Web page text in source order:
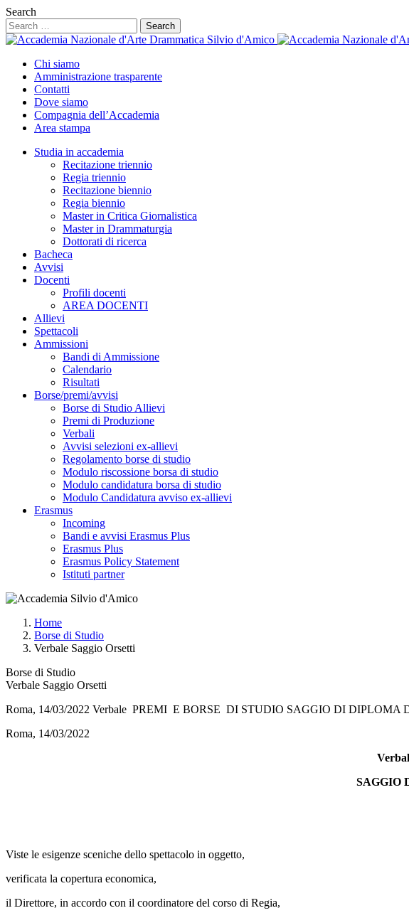
Search
Chi siamo
Amministrazione trasparente
Contatti
Dove siamo
Compagnia dell’Accademia
Area stampa
Studia in accademia
Recitazione triennio
Regia triennio
Recitazione biennio
Regia biennio
Master in Critica Giornalistica
Master in Drammaturgia
Dottorati di ricerca
Bacheca
Avvisi
Docenti
Profili docenti
AREA DOCENTI
Allievi
Spettacoli
Ammissioni
Bandi di Ammissione
Calendario
Risultati
Borse/premi/avvisi
Borse di Studio Allievi
Premi di Produzione
Verbali
Avvisi selezioni ex-allievi
Regolamento borse di studio
Modulo riscossione borsa di studio
Modulo candidatura borsa di studio
Modulo Candidatura avviso ex-allievi
Erasmus
Incoming
Bandi e avvisi Erasmus Plus
Erasmus Plus
Erasmus Policy Statement
Istituti partner
Home
Borse di Studio
Verbale Saggio Orsetti
Borse di Studio
Verbale Saggio Orsetti
Roma, 14/03/2022 Verbale PREMI E BORSE DI STUDIO SAGGIO DI
Roma, 14/03/2022
SAGGIO
Viste le esigenze sceniche dello spettacolo in oggetto,
verificata la copertura economica,
il Direttore, in accordo con il coordinatore del corso di Regia,